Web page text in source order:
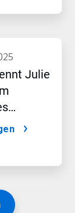
Julie